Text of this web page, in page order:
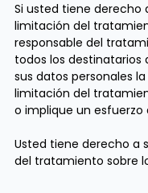
Si usted tiene derecho
limitación del
responsable del
todos los destinatarios
sus datos personales
limitación del
o implique un esfuerzo
Usted tiene derecho a
del tratamiento sobre